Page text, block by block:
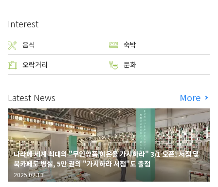
Interest
음식 숙박
오락거리 문화
Latest News More
나라에 세계 최대의 "무인양품 이온몰 가시하라" 3/1 오픈! 서점 및
북카페도 병설, 5만 권의 "가시하라 서점"도 출점
2025.02.13